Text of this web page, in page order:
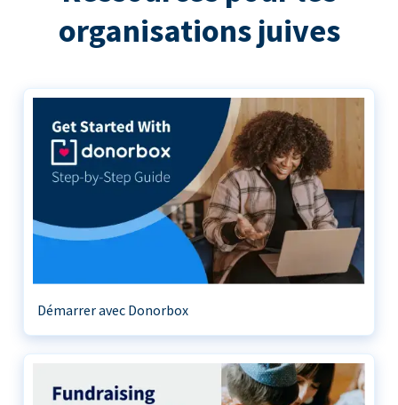
organisations juives
Démarrer avec Donorbox